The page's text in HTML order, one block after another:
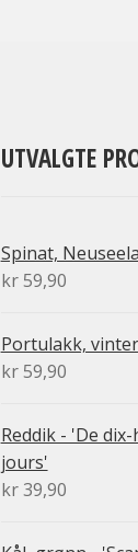
UTVALGTE
Spinat,
kr59,90
Portulakk, vinter
kr59,90
Reddik - 'De
jours'
kr39,90